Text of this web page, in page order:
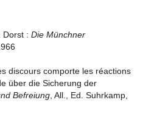
Dorst : Die Münchner
discours comporte les réactions
über die Sicherung der
Befreiung, All., Ed. Suhrkamp,